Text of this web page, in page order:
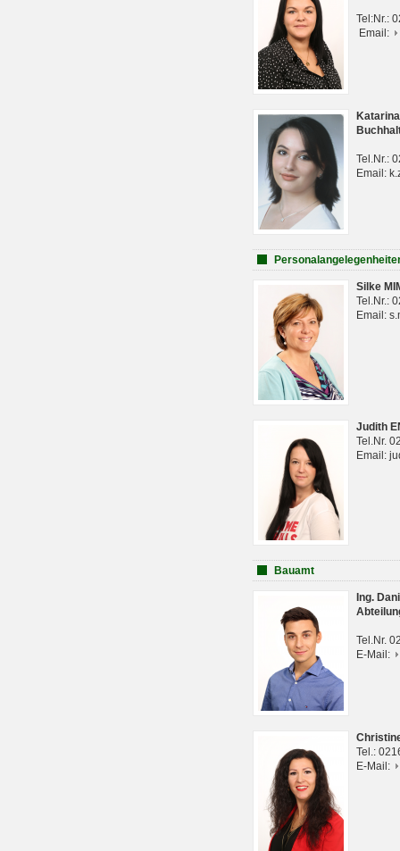
Tel:Nr.:
Email:
Tel.Nr.:
Email:
Silke
Tel.Nr.:
Email:
Judith
Tel.Nr.
Email:
Bauamt
Ing.
Tel.Nr.
E-Mail:
Tel.:
E-Mail: